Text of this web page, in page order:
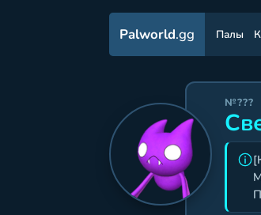
Palworld.gg Палы
№???